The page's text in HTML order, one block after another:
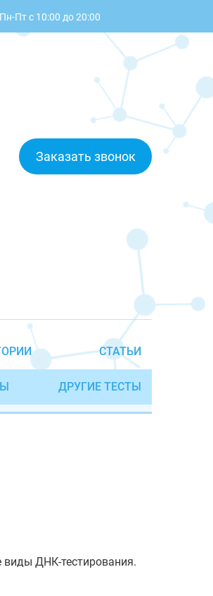
Пт с 10:00 до 20:00
Заказать звонок
СТАТЬИ
ДРУГИЕ ТЕСТЫ
виды ДНК-тестирования.